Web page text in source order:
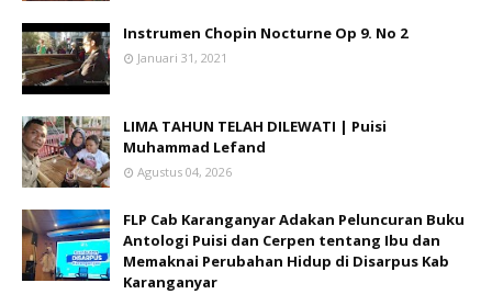
Instrumen Chopin Nocturne Op 9. No 2
Januari 31, 2021
LIMA TAHUN TELAH DILEWATI | Puisi
Muhammad Lefand
Agustus 04, 2026
FLP Cab Karanganyar Adakan Peluncuran Buku
Antologi Puisi dan Cerpen tentang Ibu dan
Memaknai Perubahan Hidup di Disarpus Kab
Karanganyar